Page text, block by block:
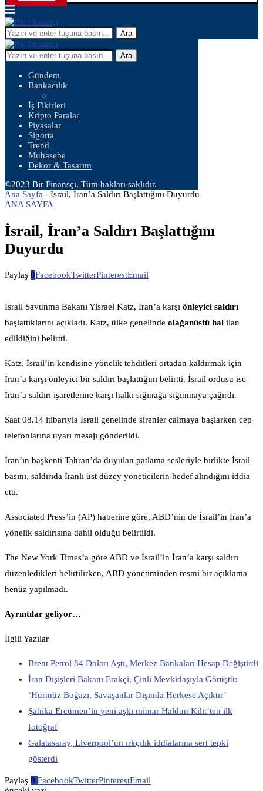
Ara
Ara
Gündem
Bankacılık
İş Fikirleri
Kripto Paralar
Piyasalar
Sigorta
Trend
Muhasebe
Dekor & Tasarım
©2023 Bir Finansçı, Tüm hakları saklıdır.
Ana Sayfa - İsrail, İran’a Saldırı Başlattığını Duyurdu
ANA SAYFA
İsrail, İran’a Saldırı Başlattığını
Duyurdu
Paylaş 0FacebookTwitterPinterestEmail
İsrail Savunma Bakanı Yisrael Katz, İran’a karşı önleyici saldırı
başlattıklarını açıkladı. Katz, ülke genelinde olağanüstü hal ilan
edildiğini belirtti.
Katz, İsrail’in kendisine yönelik tehditleri ortadan kaldırmak için
İran’a karşı önleyici bir saldırı başlattığını belirtti. İsrail ordusu ise
İran’a saldırı işaretlerine karşı halkı sığınağa sığınmaya çağırdı.
Saat 08.14 itibarıyla İsrail genelinde sirenler çalmaya başlarken cep
telefonlarına uyarı mesajı gönderildi.
İran’ın başkenti Tahran’da duyulan patlama sesleriyle birlikte İsrail
basını, saldırıda İranlı üst düzey yöneticilerin hedef alındığını iddia
etti.
Associated Press’in (AP) haberine göre, ABD’nin de İsrail’in İran’a
yönelik saldırısına dahil olduğu belirtildi.
The New York Times’a göre ABD ve İsrail’in İran’a karşı saldırı
düzenledikleri belirtilirken, ABD yönetiminden resmi bir açıklama
henüz yapılmadı.
Ayrıntılar geliyor…
İlgili Yazılar
Brent Petrol 84 Doları Aştı, Merkez Bankaları Hesap Değiştirdi
İran Dışişleri Bakanı Erakçi, Çinli Mevkidaşıyla Görüştü:
‘Hürmüz Boğazı, Savaşanlar Dışında Herkese Açıktır’
Şahika Ercümen’in yeni aşkı mimar Haldun Kilit’ten ilk
fotoğraf
Galatasaray, Liverpool’un ırkçılık iddialarına sert tepki
gösterdi
Paylaş 0 FacebookTwitterPinterestEmail